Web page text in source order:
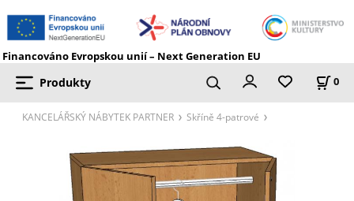
Financováno Evropskou unií – Next Generation EU
Produkty 0
KANCELÁŘSKÝ NÁBYTEK PARTNER Skříně 4-patrové